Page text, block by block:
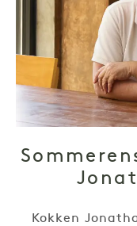
Kokken